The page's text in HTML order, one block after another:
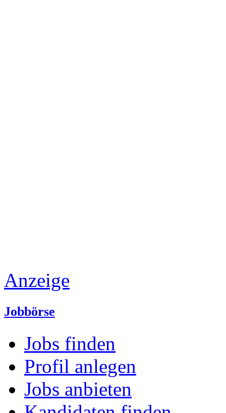
Anzeige
Jobbörse
Jobs finden
Profil anlegen
Jobs anbieten